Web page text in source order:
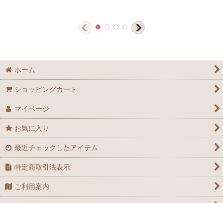
ホーム
ショッピングカート
マイページ
お気に入り
最近チェックしたアイテム
特定商取引法表示
ご利用案内